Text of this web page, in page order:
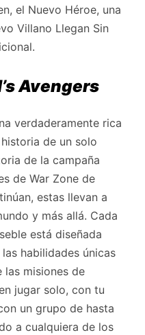
el Nuevo Héroe, una
Villano Llegan Sin
Avengers
verdaderamente rica
de un solo
de la campaña
de War Zone de
estas llevan a
y más allá. Cada
está diseñada
habilidades únicas
las misiones de
jugar solo, con tu
un grupo de hasta
a cualquiera de los